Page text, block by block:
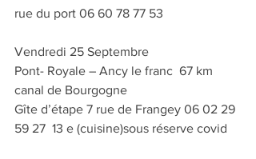
rue du port 06 60 78 77 53
Vendredi 25 Septembre
Pont- Royale – Ancy le franc  67 km
canal de Bourgogne
Gîte d’étape 7 rue de Frangey 06 02 29
59 27  13 e (cuisine)sous réserve covid